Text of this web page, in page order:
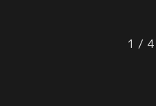
ーニン）が、不可解な交通事故に巻
き込まれ、ケガを負ったという知ら
1